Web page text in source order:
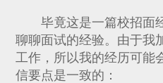
毕竟这是一篇校招面
聊聊面试的经验。由于我
工作，所以我的经历可能
信要点是一致的：